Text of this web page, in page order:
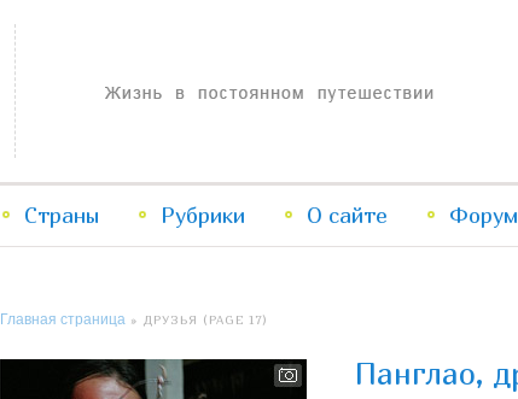
Жизнь в постоянном путешествии
Перейти
Перейти
Страны Рубрики О сайте Форум
Главная страница » ДРУЗЬЯ (PAGE 17)
Панглао,